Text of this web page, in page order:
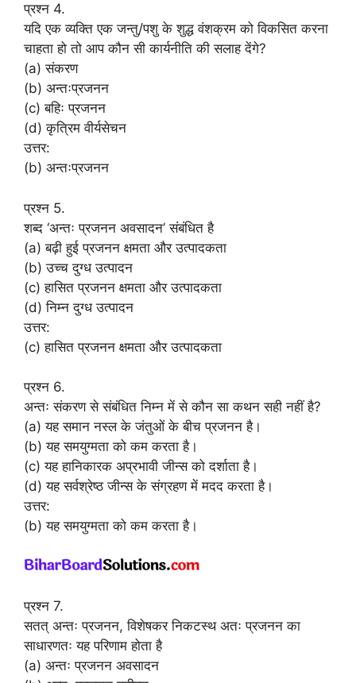
प्रश्न 4.
यदि एक व्यक्ति एक जन्तु/पशु के शुद्ध वंशक्रम को विकसित करना
चाहता हो तो आप कौन सी कार्यनीति की सलाह देंगे?
(a) संकरण
(b) अन्तःप्रजनन
(c) बहिः प्रजनन
(d) कृत्रिम वीर्यसेचन
उत्तर:
(b) अन्तःप्रजनन
प्रश्न 5.
शब्द ‘अन्तः प्रजनन अवसादन’ संबंधित है
(a) बढ़ी हुई प्रजनन क्षमता और उत्पादकता
(b) उच्च दुग्ध उत्पादन
(c) हासित प्रजनन क्षमता और उत्पादकता
(d) निम्न दुग्ध उत्पादन
उत्तर:
(c) हासित प्रजनन क्षमता और उत्पादकता
प्रश्न 6.
अन्तः संकरण से संबंधित निम्न में से कौन सा कथन सही नहीं है?
(a) यह समान नस्ल के जंतुओं के बीच प्रजनन है।
(b) यह समयुग्मता को कम करता है।
(c) यह हानिकारक अप्रभावी जीन्स को दर्शाता है।
(d) यह सर्वश्रेष्ठ जीन्स के संग्रहण में मदद करता है।
उत्तर:
(b) यह समयुग्मता को कम करता है।
प्रश्न 7.
सतत् अन्तः प्रजनन, विशेषकर निकटस्थ अतः प्रजनन का
साधारणतः यह परिणाम होता है
(a) अन्तः प्रजनन अवसादन